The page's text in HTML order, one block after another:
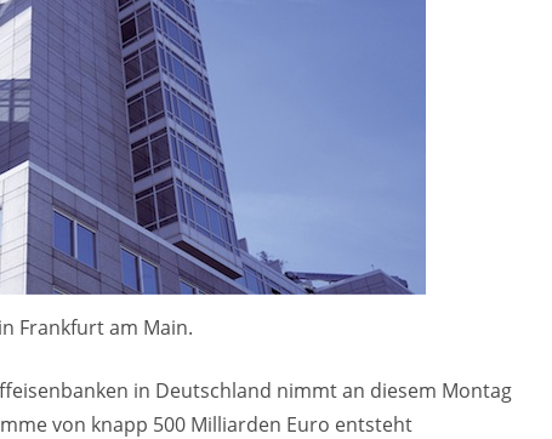
Frankfurt am Main.
in Deutschland nimmt an diesem Montag
von knapp 500 Milliarden Euro entsteht